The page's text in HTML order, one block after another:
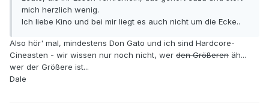
mich herzlich wenig.
Ich liebe Kino und bei mir liegt es auch nicht um die Ecke..
Also hör' mal, mindestens Don Gato und ich sind Hardcore-
Cineasten - wir wissen nur noch nicht, wer den Größeren äh...
wer der Größere ist...
Dale